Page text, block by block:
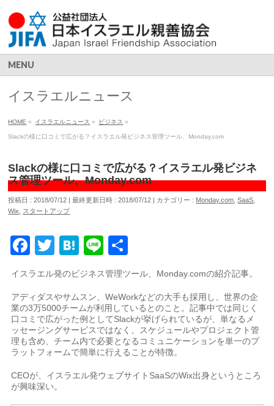
MENU
イスラエルニュース
HOME » イスラエルニュース » ビジネス »
Slackの様に口コミで広がる？イスラエル発ビジネス管理ツール、Monday.com
Slackの様に口コミで広がる？イスラエル発ビジネ
ス管理ツール、Monday.com
投稿日 : 2018/07/12 最終更新日時 : 2018/07/12 カテゴリー : Monday.com ,SaaS
Wix
スタートアップ
Facebook
Twitter
Hatena
Line
有
イスラエル発のビジネス管理ツール、Monday.comの紹介記事。
アディダスやサムスン、WeWorkなどの大手も採用し、世界の企
業の3万5000チームが利用しているとのこと。記事中では同じく
口コミで広がった例としてSlackが挙げられているが、単なるメ
ッセージングサービスではなく、スケジュールやプロジェクト管
理も含め、チーム内で必要となるコミュニケーションを単一のプ
ラットフォームで簡単に行えることが特徴。
CEOが、イスラエル発ウェブサイトSaaSのWix出身というところ
が興味深い。